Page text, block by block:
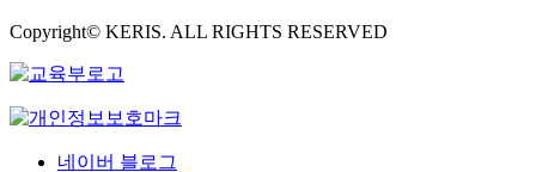
Copyright© KERIS. ALL RIGHTS RESERVED
네이버 블로그